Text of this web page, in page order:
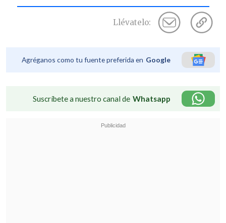
Llévatelo:
Agréganos como tu fuente preferida en Google
Suscríbete a nuestro canal de Whatsapp